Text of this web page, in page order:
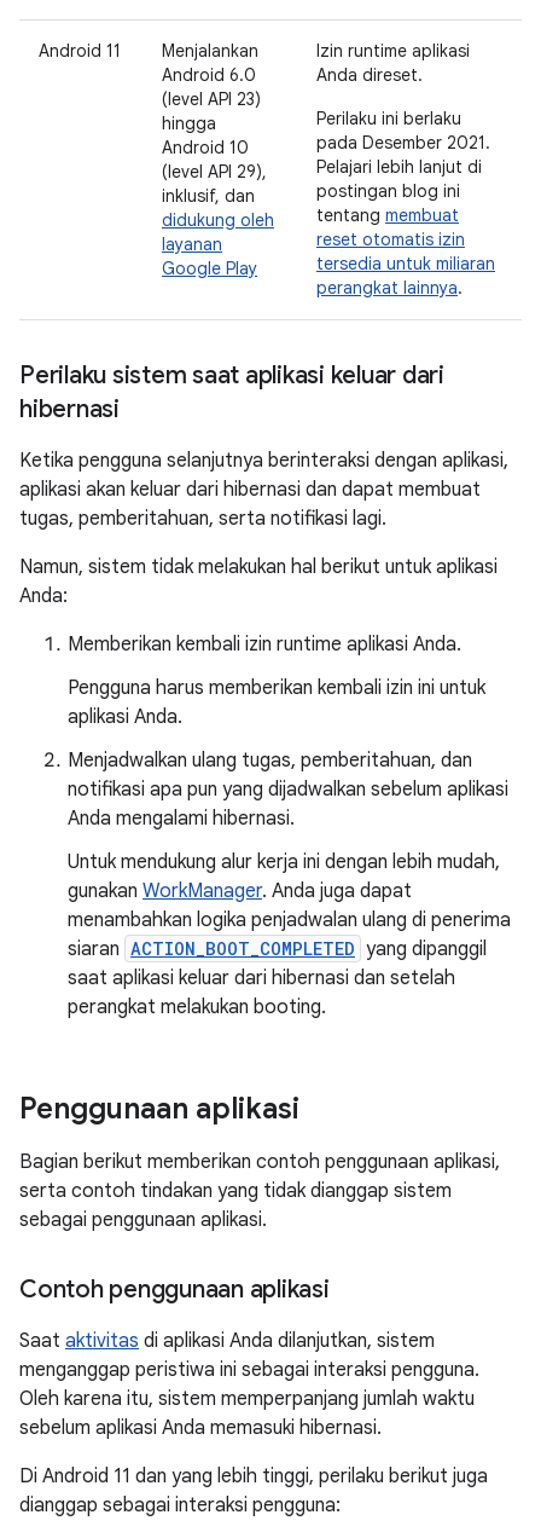
Android 11
Menjalankan
Android 6.0
(level API 23)
hingga
Android 10
(level API 29),
inklusif, dan
didukung oleh
layanan
Google Play
Izin runtime aplikasi
Anda direset.
Perilaku ini berlaku
pada Desember 2021.
Pelajari lebih lanjut di
postingan blog ini
tentang membuat
reset otomatis izin
tersedia untuk miliaran
perangkat lainnya.
Perilaku sistem saat aplikasi keluar dari
hibernasi
Ketika pengguna selanjutnya berinteraksi dengan aplikasi,
aplikasi akan keluar dari hibernasi dan dapat membuat
tugas, pemberitahuan, serta notifikasi lagi.
Namun, sistem tidak melakukan hal berikut untuk aplikasi
Anda:
Memberikan kembali izin runtime aplikasi Anda.
Pengguna harus memberikan kembali izin ini untuk
aplikasi Anda.
Menjadwalkan ulang tugas, pemberitahuan, dan
notifikasi apa pun yang dijadwalkan sebelum aplikasi
Anda mengalami hibernasi.
Untuk mendukung alur kerja ini dengan lebih mudah,
gunakan WorkManager. Anda juga dapat
menambahkan logika penjadwalan ulang di penerima
siaran ACTION_BOOT_COMPLETED yang dipanggil
saat aplikasi keluar dari hibernasi dan setelah
perangkat melakukan booting.
Penggunaan aplikasi
Bagian berikut memberikan contoh penggunaan aplikasi,
serta contoh tindakan yang tidak dianggap sistem
sebagai penggunaan aplikasi.
Contoh penggunaan aplikasi
Saat aktivitas di aplikasi Anda dilanjutkan, sistem
menganggap peristiwa ini sebagai interaksi pengguna.
Oleh karena itu, sistem memperpanjang jumlah waktu
sebelum aplikasi Anda memasuki hibernasi.
Di Android 11 dan yang lebih tinggi, perilaku berikut juga
dianggap sebagai interaksi pengguna: